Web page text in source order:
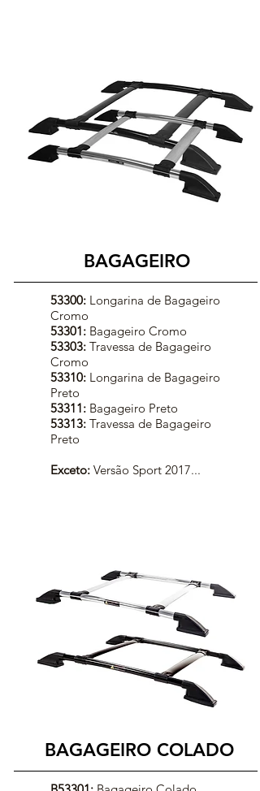
BAGAGEIRO
53300:Longarina de Bagageiro
Cromo
53301:Bagageiro Cromo
53303: Travessa de Bagageiro
Cromo
53310:Longarina de Bagageiro
Preto
53311:Bagageiro Preto
53313:Travessa de Bagageiro
Preto
Exceto: Versão Sport 2017...
BAGAGEIRO COLADO